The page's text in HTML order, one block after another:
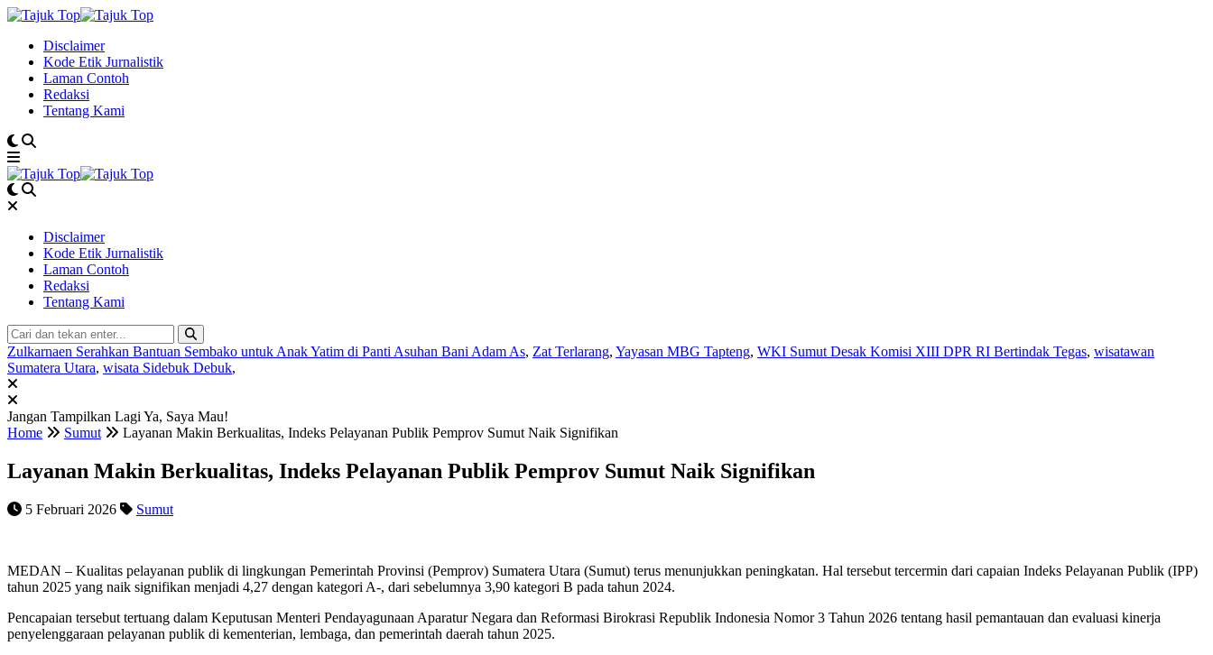
Disclaimer
Kode Etik Jurnalistik
Laman Contoh
Redaksi
Tentang Kami
Disclaimer
Kode Etik Jurnalistik
Laman Contoh
Redaksi
Tentang Kami
Zulkarnaen Serahkan Bantuan Sembako untuk Anak Yatim di Panti Asuhan Bani Adam As, Zat Terlarang, Yayasan MBG Tapteng, WKI Sumut Desak Komisi XIII DPR RI Bertindak Tegas, wisatawan
Sumatera Utara, wisata Sidebuk Debuk,
Jangan Tampilkan Lagi Ya, Saya Mau!
Home
Sumut Layanan Makin Berkualitas, Indeks Pelayanan Publik Pemprov Sumut Naik Signifikan
Layanan Makin Berkualitas, Indeks Pelayanan Publik Pemprov Sumut Naik Signifikan
5 Februari 2026 Sumut
MEDAN – Kualitas pelayanan publik di lingkungan Pemerintah Provinsi (Pemprov) Sumatera Utara (Sumut) terus menunjukkan peningkatan. Hal tersebut tercermin dari capaian Indeks Pelayanan Publik (IPP)
tahun 2025 yang naik signifikan menjadi 4,27 dengan kategori A-, dari sebelumnya 3,90 kategori B pada tahun 2024.
Pencapaian tersebut tertuang dalam Keputusan Menteri Pendayagunaan Aparatur Negara dan Reformasi Birokrasi Republik Indonesia Nomor 3 Tahun 2026 tentang hasil pemantauan dan evaluasi kinerja
penyelenggaraan pelayanan publik di kementerian, lembaga, dan pemerintah daerah tahun 2025.